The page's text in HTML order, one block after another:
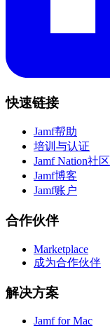
快速链接
Jamf帮助
培训与认证
Jamf Nation社区
Jamf博客
Jamf账户
合作伙伴
Marketplace
成为合作伙伴
解决方案
Jamf for Mac